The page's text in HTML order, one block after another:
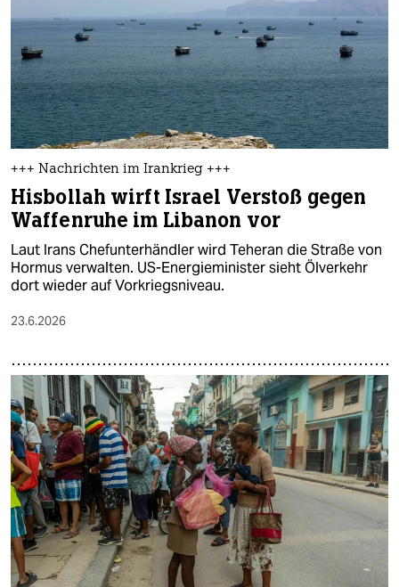
+++ Nachrichten im Irankrieg +++
Hisbollah wirft Israel Verstoß gegen
Waffenruhe im Libanon vor
Laut Irans Chefunterhändler wird Teheran die Straße von
Hormus verwalten. US-Energieminister sieht Ölverkehr
dort wieder auf Vorkriegsniveau.
23.6.2026